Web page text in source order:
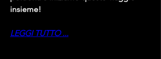
insieme!
LEGGI TUTTO ...